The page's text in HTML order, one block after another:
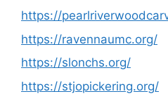
https://
https://ravennaumc.org/
https://slonchs.org/
https://stjopickering.org/